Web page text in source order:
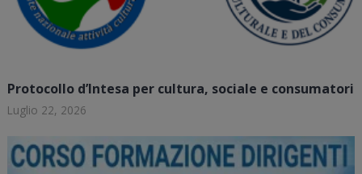
Protocollo d’Intesa per cultura, sociale e consumatori
Luglio 22, 2026